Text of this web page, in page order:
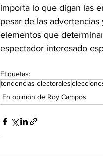
importa lo que digan las
pesar de las
elementos que
espectador interesado
Etiquetas:
tendencias electorales
En opinión de Roy Campos